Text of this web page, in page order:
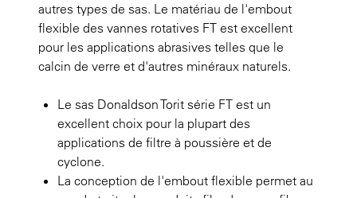
autres types de sas. Le matériau de l'embout
flexible des vannes rotatives FT est excellent
pour les applications abrasives telles que le
calcin de verre et d'autres minéraux naturels.
Le sas Donaldson Torit série FT est un
excellent choix pour la plupart des
applications de filtre à poussière et de
cyclone.
La conception de l'embout flexible permet au